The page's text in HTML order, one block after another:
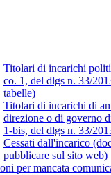
Titolari di incarichi
co. 1, del dlgs n. 33/
tabelle)
Titolari di incarichi di
direzione o di governo
1-bis, del dlgs n. 33/
Cessati dall'incarico
pubblicare sul sito web)
per mancata